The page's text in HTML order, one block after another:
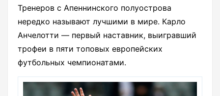
Тренеров с Апеннинского полуострова
нередко называют лучшими в мире. Карло
Анчелотти — первый наставник, выигравший
трофеи в пяти топовых европейских
футбольных чемпионатами.